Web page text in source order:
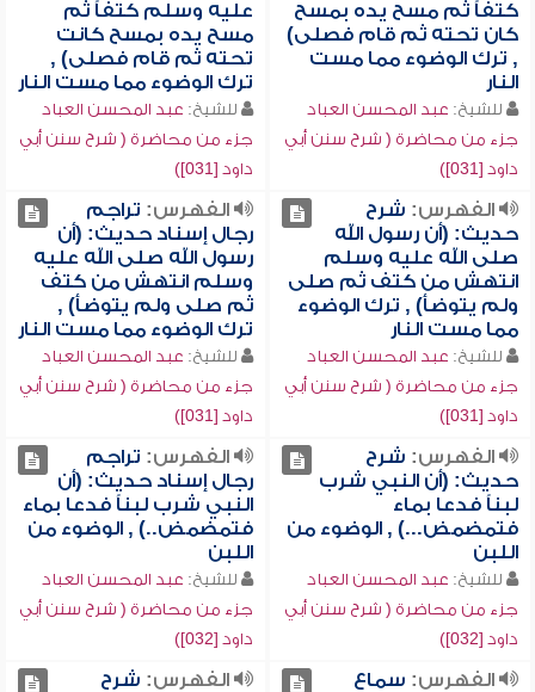
كتفاً ثم مسح يده بمسح
كان تحته ثم قام فصلى)
, ترك الوضوء مما مست
النار
للشيخ: عبد المحسن العباد
جزء من محاضرة ( شرح سنن أبي
داود [031])
عليه وسلم كتفاً ثم
مسح يده بمسح كانت
تحته ثم قام فصلى) ,
ترك الوضوء مما مست النار
للشيخ: عبد المحسن العباد
جزء من محاضرة ( شرح سنن أبي
داود [031])
الفهرس: شرح
حديث: (أن رسول الله
صلى الله عليه وسلم
انتهش من كتف ثم صلى
ولم يتوضأ) , ترك الوضوء
مما مست النار
للشيخ: عبد المحسن العباد
جزء من محاضرة ( شرح سنن أبي
داود [031])
الفهرس: تراجم
رجال إسناد حديث: (أن
رسول الله صلى الله عليه
وسلم انتهش من كتف
ثم صلى ولم يتوضأ) ,
ترك الوضوء مما مست النار
للشيخ: عبد المحسن العباد
جزء من محاضرة ( شرح سنن أبي
داود [031])
الفهرس: شرح
حديث: (أن النبي شرب
لبناً فدعا بماء
فتمضمض...) , الوضوء من
اللبن
للشيخ: عبد المحسن العباد
جزء من محاضرة ( شرح سنن أبي
داود [032])
الفهرس: تراجم
رجال إسناد حديث: (أن
النبي شرب لبناً فدعا بماء
فتمضمض..) , الوضوء من
اللبن
للشيخ: عبد المحسن العباد
جزء من محاضرة ( شرح سنن أبي
داود [032])
الفهرس: سماع
الفهرس: شرح